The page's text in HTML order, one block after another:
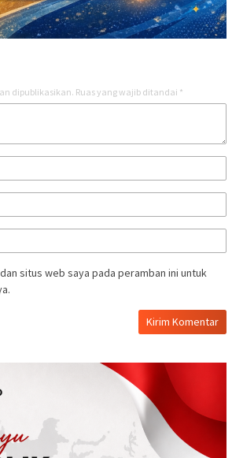
dipublikasikan. Ruas yang wajib ditandai *
situs web saya pada peramban ini untuk